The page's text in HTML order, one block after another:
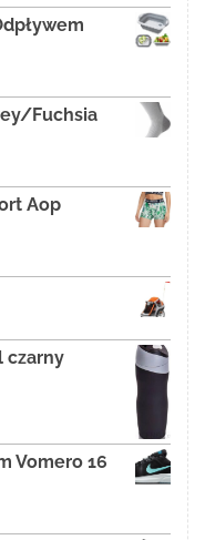
Fuchsia
Aop
czarny
Vomero 16